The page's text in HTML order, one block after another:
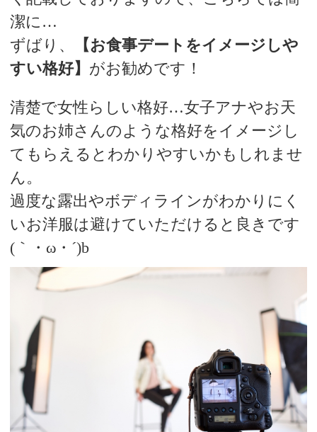
潔に…
ずばり、
【お食事デートをイメージしや
すい格好】 がお勧めです！
清楚で女性らしい格好…女子アナやお天
気のお姉さんのような格好をイメージし
てもらえるとわかりやすいかもしれませ
ん。
過度な露出やボディラインがわかりにく
いお洋服は避けていただけると良きです
(｀・ω・´)b